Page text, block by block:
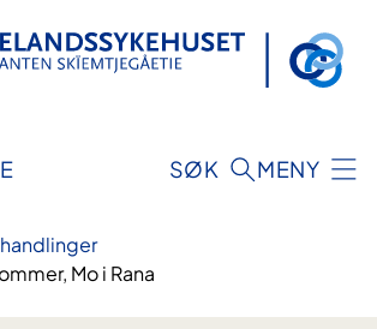
SØK MENY
Mo i Rana